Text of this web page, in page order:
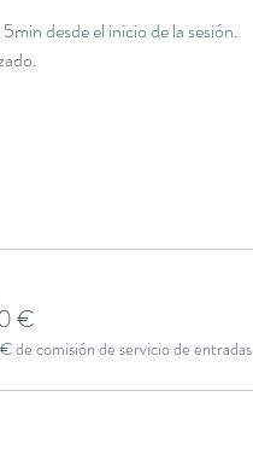
desde el inicio de la sesión.
€
de comisión de servicio de entradas